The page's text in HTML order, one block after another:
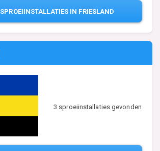
SPROEIINSTALLATIES IN FRIESLAND
3 sproeiinstallaties gevonden